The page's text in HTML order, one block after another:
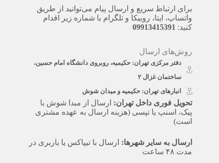
برای ارتباط سریع و ارسال پیام می‌توانید از طریق
واتساپ، ایتا، روبیکا و تلگرام با شماره زیر اقدام
کنید: 09913415391
روش‌های ارسال
دفتر مرکزی تهران: حکیمیه، روبروی دانشگاه امام حسین،
ساختمان غزال ۲
انبارهای تهران: حکیمیه و میدان شوش
تحویل فوری داخل تهران: ارسال از مبدا شوش با
پیک، اسنپ یا تپسی (هزینه ارسال به عهده مشتری
است)
ارسال به سایر شهرها: ارسال با تیپاکس یا باربری در
مدت ۴۸ ساعت